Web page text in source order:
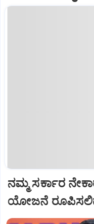
ನಮ್ಮ ಸರ್ಕಾರ
ಯೋಜನೆ ರೂಪಿಸಲಿದೆ: